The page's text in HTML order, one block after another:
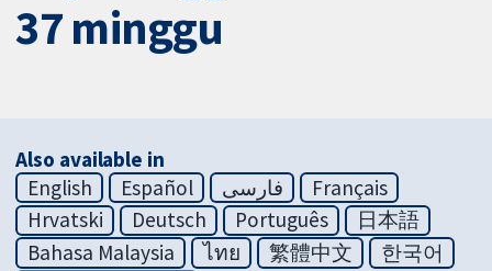
37 minggu
Also available in
English
Español فارسی
Français
Hrvatski
Deutsch Português
日本語
Bahasa Malaysia
ไทย 繁體中文
한국어